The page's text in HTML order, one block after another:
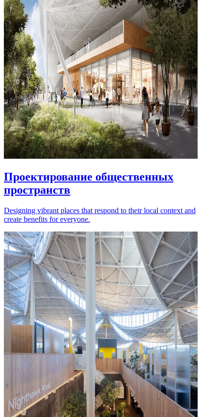
Проектирование общественных
пространств
Designing vibrant places that respond to their local context and
create benefits for everyone.